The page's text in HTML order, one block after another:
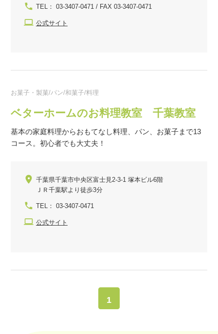
TEL： 03-3407-0471 / FAX 03-3407-0471
公式サイト
お菓子・製菓/パン/和菓子/料理
ベターホームのお料理教室 千葉教室
基本の家庭料理からおもてなし料理、パン、お菓子まで13
コース。初心者でも大丈夫！
千葉県千葉市中央区富士見2-3-1 塚本ビル6階
ＪＲ千葉駅より徒歩3分
TEL： 03-3407-0471
公式サイト
1